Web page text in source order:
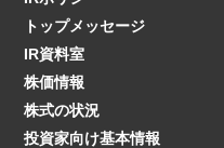
トップメッセージ
IR資料室
株価情報
株式の状況
投資家向け基本情報